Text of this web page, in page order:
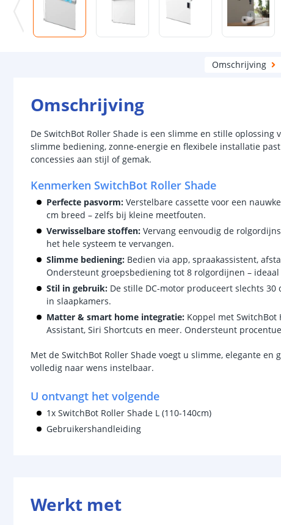
Omschrijving
Omschrijving
De SwitchBot Roller Shade is een slimme en stille
slimme bediening, zonne-energie en flexibele installatie
concessies aan stijl of gemak.
Kenmerken SwitchBot Roller Shade
Perfecte pasvorm: Verstelbare cassette voor een
cm breed – zelfs bij kleine meetfouten.
Verwisselbare stoffen: Vervang eenvoudig de
het hele systeem te vervangen.
Slimme bediening: Bedien via app, spraakassistent,
Ondersteunt groepsbediening tot 8 rolgordijnen –
Stil in gebruik: De stille DC-motor produceert slechts
in slaapkamers.
Matter & smart home integratie: Koppel met
Assistant, Siri Shortcuts en meer. Ondersteunt
Met de SwitchBot Roller Shade voegt u slimme, elegante
volledig naar wens instelbaar.
U ontvangt het volgende
1x SwitchBot Roller Shade L (110-140cm)
Gebruikershandleiding
Werkt met